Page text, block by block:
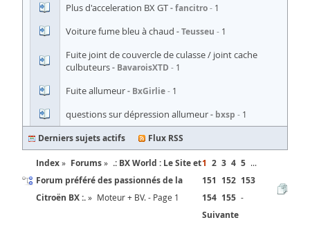
Plus d'acceleration BX GT fancitro 1
Voiture fume bleu à chaud Teusseu 1
Fuite joint de couvercle de culasse / joint cache
culbuteurs
BavaroisXTD 1
Fuite allumeur BxGirlie 1
questions sur dépression allumeur bxsp 1
Derniers sujets actifs Flux RSS
Index Forums
.: BX World : Le Site et
Forum préféré des passionnés de la
Citroën BX :.
Moteur + BV. - Page 1
1 2 3 4 5 ...
151 152 153
154 155
Suivante